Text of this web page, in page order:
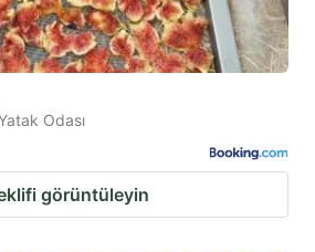
Odası
görüntüleyin